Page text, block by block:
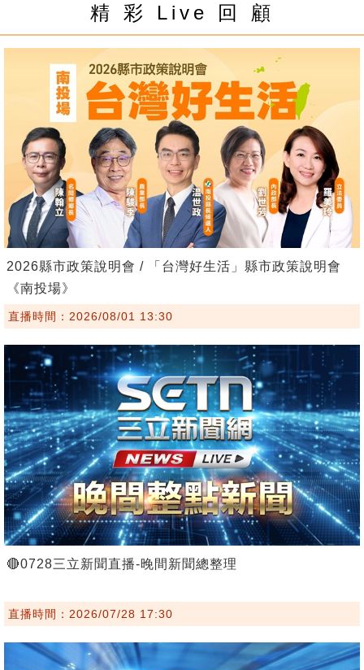
精 彩 Live 回 顧
2026縣市政策說明會 / 「台灣好生活」縣市政策說明會
《南投場》
直播時間：2026/08/01 13:30
🔴0728三立新聞直播-晚間新聞總整理
直播時間：2026/07/28 17:30